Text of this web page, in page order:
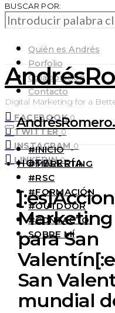
BUSCAR POR:
Quién es Andrés
Porfolio
Colaboración
Contacto
FACEBOOK 0
TWITTER 0
INSTAGRAM 0
LINKEDIN 0
Digital Marketing for a
#INICIO
#MARKETING
#RSC
#FORMACIÓN
#OUTDOOR
#CONTACTO
SOBRE MÍ
HOTELERÍA
para San
San
mundial